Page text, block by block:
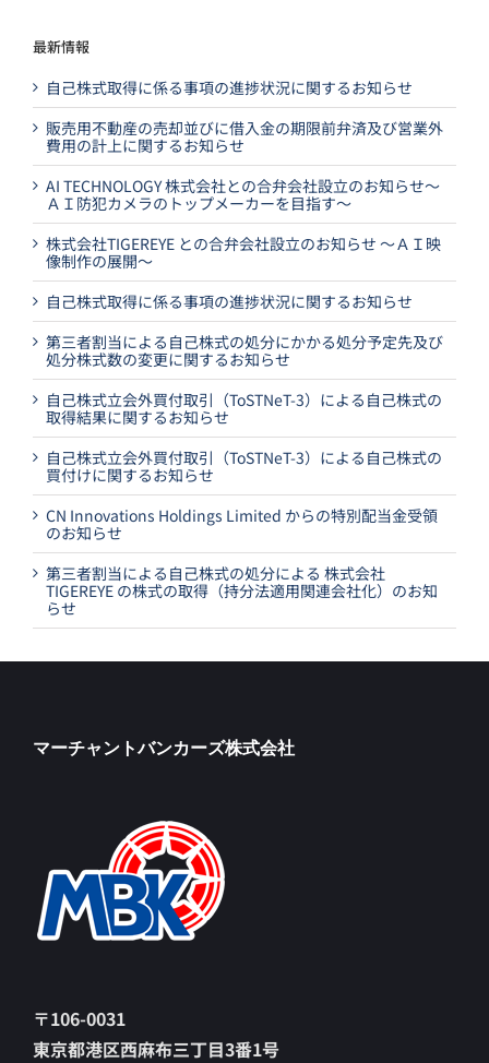
最新情報
自己株式取得に係る事項の進捗状況に関するお知らせ
販売用不動産の売却並びに借入金の期限前弁済及び営業外
費用の計上に関するお知らせ
AI TECHNOLOGY 株式会社との合弁会社設立のお知らせ～
ＡＩ防犯カメラのトップメーカーを目指す～
株式会社TIGEREYE との合弁会社設立のお知らせ ～ＡＩ映
像制作の展開～
自己株式取得に係る事項の進捗状況に関するお知らせ
第三者割当による自己株式の処分にかかる処分予定先及び
処分株式数の変更に関するお知らせ
自己株式立会外買付取引（ToSTNeT-3）による自己株式の
取得結果に関するお知らせ
自己株式立会外買付取引（ToSTNeT-3）による自己株式の
買付けに関するお知らせ
CN Innovations Holdings Limited からの特別配当金受領
のお知らせ
第三者割当による自己株式の処分による 株式会社
TIGEREYE の株式の取得（持分法適用関連会社化）のお知
らせ
マーチャントバンカーズ株式会社
〒106-0031
東京都港区西麻布三丁目3番1号